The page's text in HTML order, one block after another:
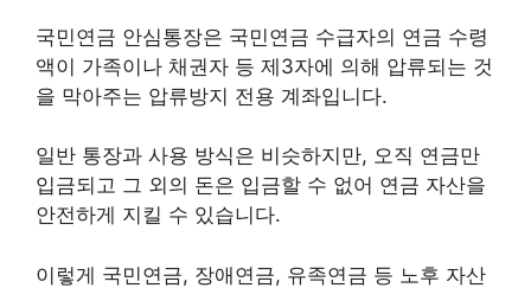
국민연금 안심통장은 국민연금 수급자의 연금 수령
액이 가족이나 채권자 등 제3자에 의해 압류되는 것
을 막아주는 압류방지 전용 계좌입니다.
일반 통장과 사용 방식은 비슷하지만, 오직 연금만
입금되고 그 외의 돈은 입금할 수 없어 연금 자산을
안전하게 지킬 수 있습니다.
이렇게 국민연금, 장애연금, 유족연금 등 노후 자산